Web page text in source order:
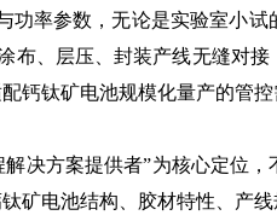
功率参数，无论是实验室小
布、层压、封装产线无缝对
钙钛矿电池规模化量产的管控
方案提供者”为核心定位，
矿电池结构、胶材特性、产